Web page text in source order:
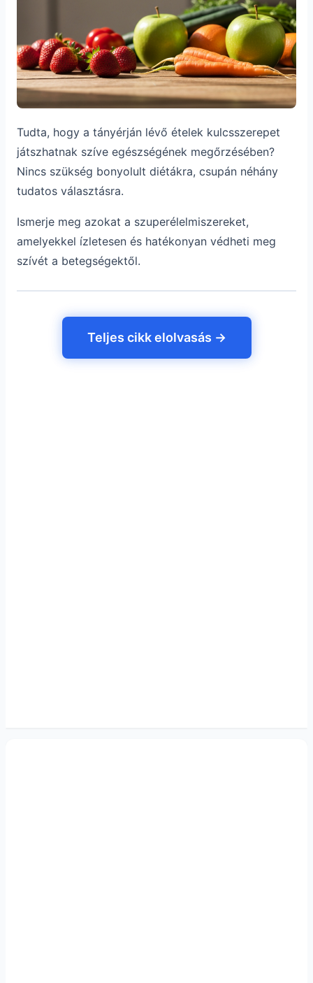
Tudta, hogy a tányérján lévő ételek kulcsszerepet
játszhatnak szíve egészségének megőrzésében?
Nincs szükség bonyolult diétákra, csupán néhány
tudatos választásra.
Ismerje meg azokat a szuperélelmiszereket,
amelyekkel ízletesen és hatékonyan védheti meg
szívét a betegségektől.
Teljes cikk elolvasás →